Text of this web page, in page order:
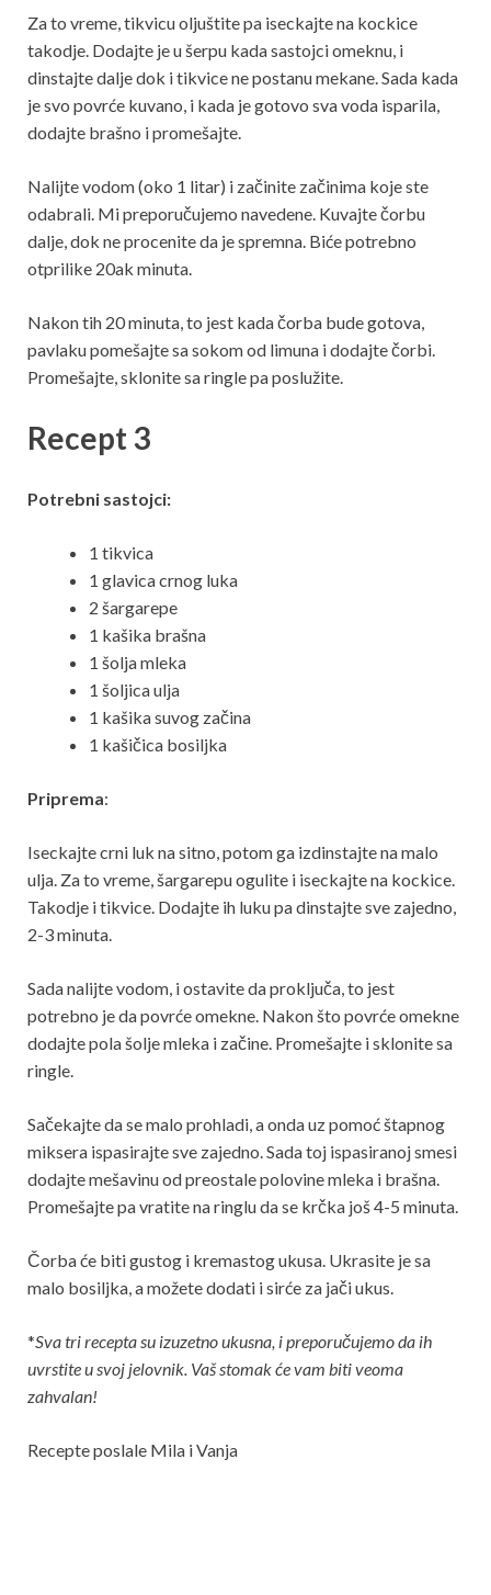
Za to vreme, tikvicu oljuštite pa iseckajte na kockice
takodje. Dodajte je u šerpu kada sastojci omeknu, i
dinstajte dalje dok i tikvice ne postanu mekane. Sada kada
je svo povrće kuvano, i kada je gotovo sva voda isparila,
dodajte brašno i promešajte.
Nalijte vodom (oko 1 litar) i začinite začinima koje ste
odabrali. Mi preporučujemo navedene. Kuvajte čorbu
dalje, dok ne procenite da je spremna. Biće potrebno
otprilike 20ak minuta.
Nakon tih 20 minuta, to jest kada čorba bude gotova,
pavlaku pomešajte sa sokom od limuna i dodajte čorbi.
Promešajte, sklonite sa ringle pa poslužite.
Recept 3
Potrebni sastojci:
1 tikvica
1 glavica crnog luka
2 šargarepe
1 kašika brašna
1 šolja mleka
1 šoljica ulja
1 kašika suvog začina
1 kašičica bosiljka
Priprema:
Iseckajte crni luk na sitno, potom ga izdinstajte na malo
ulja. Za to vreme, šargarepu ogulite i iseckajte na kockice.
Takodje i tikvice. Dodajte ih luku pa dinstajte sve zajedno,
2-3 minuta.
Sada nalijte vodom, i ostavite da proključa, to jest
potrebno je da povrće omekne. Nakon što povrće omekne
dodajte pola šolje mleka i začine. Promešajte i sklonite sa
ringle.
Sačekajte da se malo prohladi, a onda uz pomoć štapnog
miksera ispasirajte sve zajedno. Sada toj ispasiranoj smesi
dodajte mešavinu od preostale polovine mleka i brašna.
Promešajte pa vratite na ringlu da se krčka još 4-5 minuta.
Čorba će biti gustog i kremastog ukusa. Ukrasite je sa
malo bosiljka, a možete dodati i sirće za jači ukus.
*Sva tri recepta su izuzetno ukusna, i preporučujemo da ih
uvrstite u svoj jelovnik. Vaš stomak će vam biti veoma
zahvalan!
Recepte poslale Mila i Vanja